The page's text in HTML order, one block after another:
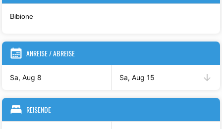
ANREISE / ABREISE
Sa, Aug 8 Sa, Aug 15
REISENDE